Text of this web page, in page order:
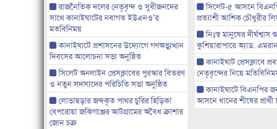
রাজনৈতিক দলের নেতৃবৃন্দ ও সুধীজনদের
সাথে কানাইঘাটের নবাগত ইউএনও’র
মতবিনিময়
কানাইঘাটে প্রশাসনের উদ্যোগে গণঅভ্যুত্থান
দিবসের আলোচনা সভা অনুষ্ঠিত
সিলেট অনলাইন প্রেসক্লাবের পুরস্কার বিতরণ
ও নতুন সদস্যদের পরিচিতি সভা অনুষ্ঠিত
লোভাছড়ার জব্দকৃত পাথর চুরির হিড়িক!
বেপরোয়া জকিগঞ্জের আটগ্রামের অবৈধ ক্রাশার
জোন চক্র
সিলেট-৫ আসনে
প্রত্যাশী আশিক চৌধুরীর
নিঃস্ব মানুষের
কুশিয়ারাপারে অ্যাড.
কানাইঘাট প্রেসক্লাবে
নেতৃবৃন্দের নিয়ে
কানাইঘাটে বিএনপির
আসনে ধানের শীষের প্রার্থী